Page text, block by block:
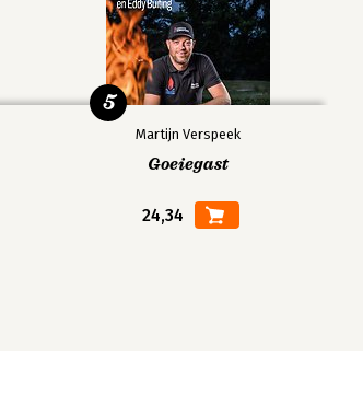
Martijn Verspeek
Goeiegast
24,34
5